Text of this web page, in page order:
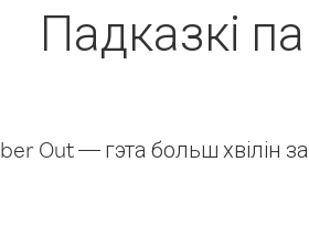
Падказкі
Out — гэта больш хвілін